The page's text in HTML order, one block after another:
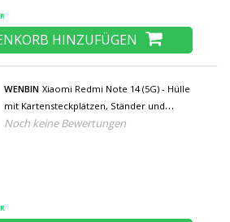
HINZUFÜGEN
WENBIN Xiaomi Redmi Note 14 (5G) - Hülle
mit Kartensteckplätzen, Ständer und
Kamera-Folie - Pop-Grip-Cover - Schwarz
Noch keine Bewertungen